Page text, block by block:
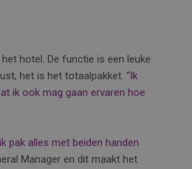
hotel. De functie is een leuke
het is het totaalpakket. “Ik
ik ook mag gaan ervaren hoe
pak alles met beiden handen
Manager en dit maakt het